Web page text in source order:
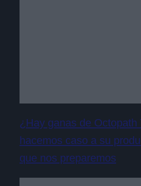
¿Hay ganas de Octopath
hacemos caso a su
que nos preparemos